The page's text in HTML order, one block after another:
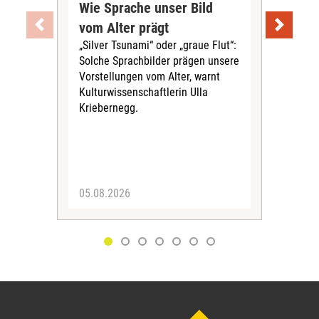
Wie Sprache unser Bild
vom Alter prägt
„Silver Tsunami“ oder „graue Flut“:
Solche Sprachbilder prägen unsere
Vorstellungen vom Alter, warnt
Kulturwissenschaftlerin Ulla
Kriebernegg.
05.08.2026